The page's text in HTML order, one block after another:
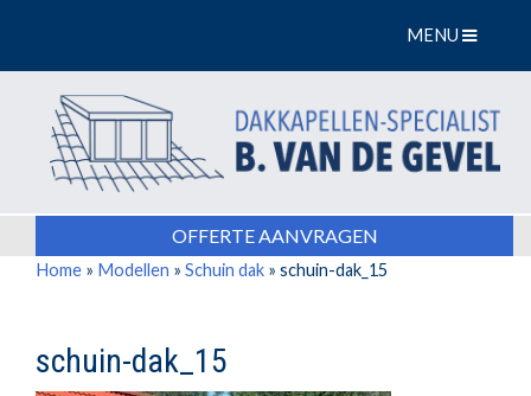
MENU
OFFERTE AANVRAGEN
Home » Modellen » Schuin dak » schuin-dak_15
schuin-dak_15